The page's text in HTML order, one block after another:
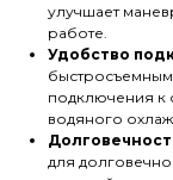
улучшает
работе.
Удобство
подключения к
водяного
для